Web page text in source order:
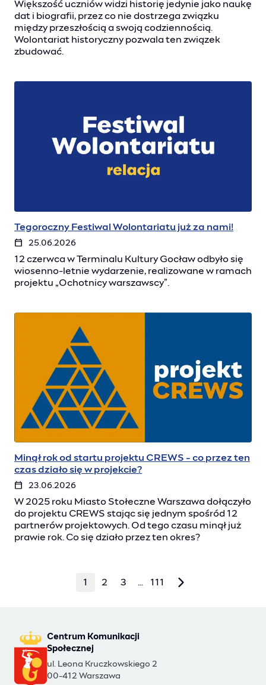
Większość uczniów widzi historię jedynie jako naukę
dat i biografii, przez co nie dostrzega związku
między przeszłością a swoją codziennością.
Wolontariat historyczny pozwala ten związek
zbudować.
Tegoroczny Festiwal Wolontariatu już za nami!
25.06.2026
12 czerwca w Terminalu Kultury Gocław odbyło się
wiosenno-letnie wydarzenie, realizowane w ramach
projektu „Ochotnicy warszawscy”.
Minął rok od startu projektu CREWS - co przez ten
czas działo się w projekcie?
23.06.2026
W 2025 roku Miasto Stołeczne Warszawa dołączyło
do projektu CREWS stając się jednym spośród 12
partnerów projektowych. Od tego czasu minął już
prawie rok. Co się działo przez ten okres?
1 2 3 … 111
Centrum Komunikacji
Społecznej
ul. Leona Kruczkowskiego 2
00-412 Warszawa